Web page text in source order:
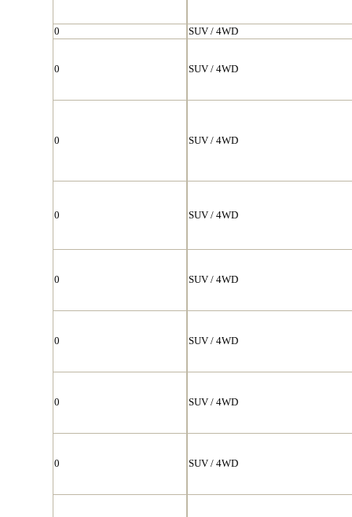
0 SUV / 4WD
0 SUV / 4WD
0 SUV / 4WD
0 SUV / 4WD
0 SUV / 4WD
0 SUV / 4WD
0 SUV / 4WD
0 SUV / 4WD